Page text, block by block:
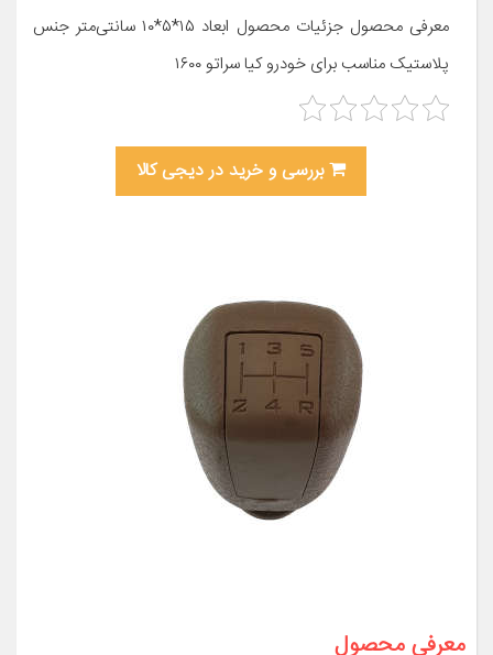
معرفی محصول جزئیات محصول ابعاد ۱۵*۵*۱۰ سانتی‌متر جنس
پلاستیک مناسب برای خودرو کیا سراتو ۱۶۰۰
بررسی و خرید در دیجی کالا
معرفی محصول